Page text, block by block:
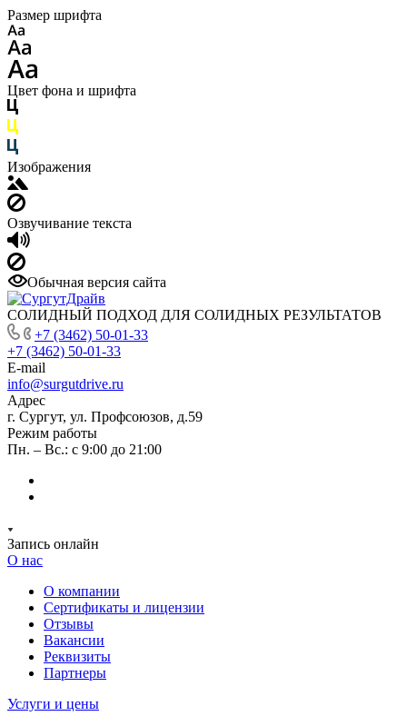
Размер шрифта
Цвет фона и шрифта
Изображения
Озвучивание текста
Обычная версия сайта
СОЛИДНЫЙ ПОДХОД ДЛЯ СОЛИДНЫХ РЕЗУЛЬТАТОВ
+7 (3462) 50-01-33
+7 (3462) 50-01-33
E-mail
info@surgutdrive.ru
Адрес
г. Сургут, ул. Профсоюзов, д.59
Режим работы
Пн. – Вс.: с 9:00 до 21:00
Запись онлайн
О нас
О компании
Сертификаты и лицензии
Отзывы
Вакансии
Реквизиты
Партнеры
Услуги и цены